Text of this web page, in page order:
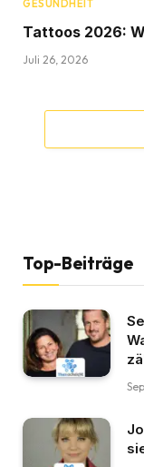
GESUNDHEIT
Tattoos 2026:
Juli 26, 2026
Top-Beiträge